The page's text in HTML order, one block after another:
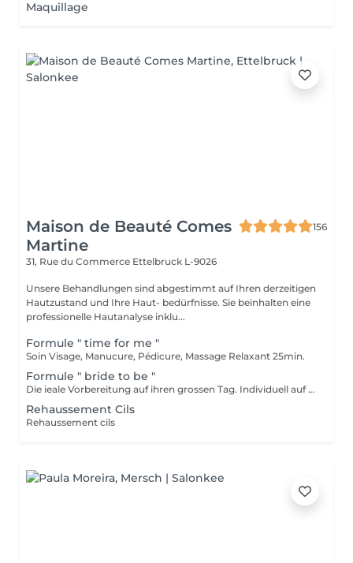
Maquillage
Maison de Beauté Comes
Martine
156
31, Rue du Commerce Ettelbruck L-9026
Unsere Behandlungen sind abgestimmt auf Ihren derzeitigen
Hautzustand und Ihre Haut- bedürfnisse. Sie beinhalten eine
professionelle Hautanalyse inklu...
Formule " time for me "
Soin Visage, Manucure, Pédicure, Massage Relaxant 25min.
Formule " bride to be "
Die ieale Vorbereitung auf ihren grossen Tag. Individuell auf ihre Bedürfnisse abgeschnittene Gesichtsbehandlung wenige Tage vor der Hochzeit, Maniküre und typgerechtes Braut-Make-up inklusive Probe
Rehaussement Cils
Rehaussement cils